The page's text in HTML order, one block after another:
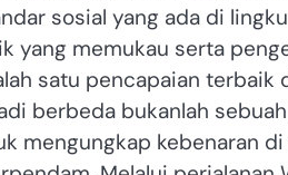
sosial yang ada di
yang memukau serta
satu pencapaian
berbeda bukanlah
mengungkap kebenaran